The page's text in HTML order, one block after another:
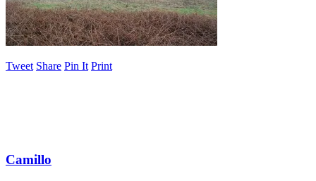
Tweet Share Pin It Print
Camillo